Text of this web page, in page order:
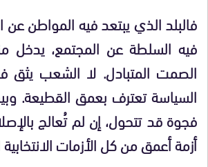
فالبلد الذي يبتعد فيه المواطن
فيه السلطة عن المجتمع،
الصمت المتبادل. لا الشعب يثق
السياسة تعترف بعمق القطيعة.
فجوة قد تتحول، إن لم تُعالج
أزمة أعمق من كل الأزمات الانتخابية